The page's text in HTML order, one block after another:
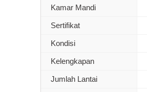
Kamar Mandi
Sertifikat
Kondisi
Kelengkapan
Jumlah Lantai